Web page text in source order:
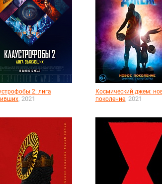
2: лига
, 2021
Космический джем:
поколение, 2021